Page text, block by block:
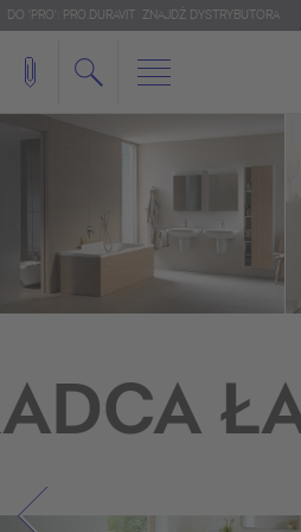
DO 'PRO': PRO.DURAVIT ZNAJDŹ DYSTRYBUTORA